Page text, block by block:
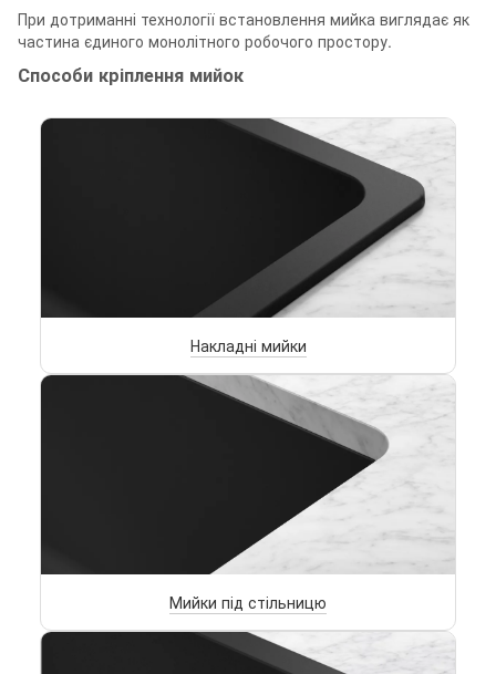
При дотриманні технології встановлення мийка виглядає як
частина єдиного монолітного робочого простору.
Способи кріплення мийок
Накладні мийки
Мийки під стільницю